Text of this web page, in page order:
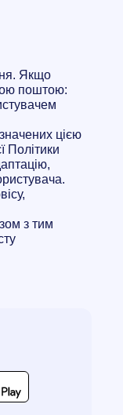
Якщо
поштою:
цією
Політики
з тим